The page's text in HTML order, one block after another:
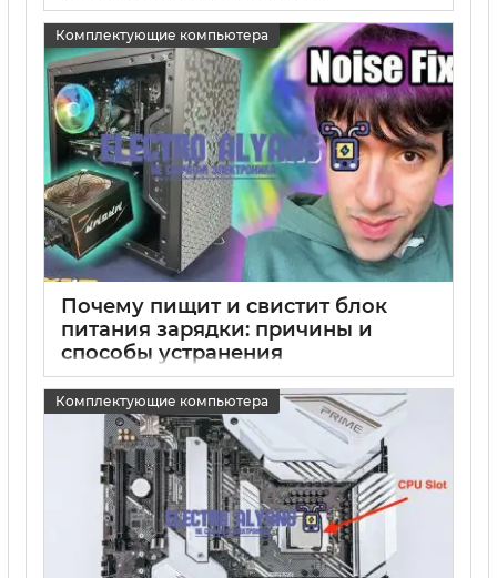
Комплектующие компьютера
Почему пищит и свистит блок
питания зарядки: причины и
способы устранения
Комплектующие компьютера